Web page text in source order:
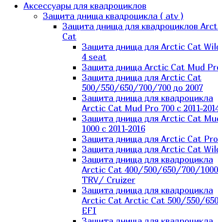
Аксессуары для квадроциклов
Защита днища квадроцикла ( atv )
Защита днища для квадроциклов
Cat
Защита днища для Arctic Cat
4 seat
Защита днища Arctic Cat Mud
Защита днища для Arctic Cat
500/550/650/700/700 до 2007
Защита днища для квадроцикла
Arctic Cat Mud Pro 700 с 2011-
Защита днища для Arctic Cat
1000 c 2011-2016
Защита днища для Arctic Cat
Защита днища для Arctic Cat
Защита днища для квадроцикла
Arctic Cat 400/500/650/700/1000
TRV/ Cruizer
Защита днища для квадроцикла
Arctic Cat Arctic Cat 500/550/
EFI